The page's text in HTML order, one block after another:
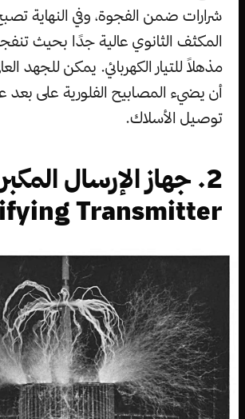
شرارات ضمن الفجوة، وفي النهاية
المكثف الثانوي عالية جدًا بحيث
مذهلاً للتيار الكهربائي. يمكن للجهد
أن يضيء المصابيح الفلورية على بعد
توصيل الأسلاك.
2. جهاز الإرسال المكبر
Transmitter